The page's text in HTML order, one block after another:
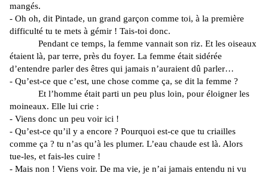
mangés.
- Oh oh, dit Pintade, un grand garçon comme toi, à la première
difficulté tu te mets à gémir ! Tais-toi donc.
Pendant ce temps, la femme vannait son riz. Et les oiseaux
étaient là, par terre, près du foyer. La femme était sidérée
d’entendre parler des êtres qui jamais n’auraient dû parler…
- Qu’est-ce que c’est, une chose comme ça, se dit la femme ?
Et l’homme était parti un peu plus loin, pour éloigner les
moineaux. Elle lui crie :
- Viens donc un peu voir ici !
- Qu’est-ce qu’il y a encore ? Pourquoi est-ce que tu criailles
comme ça ? tu n’as qu’à les plumer. L’eau chaude est là. Alors
tue-les, et fais-les cuire !
- Mais non ! Viens voir. De ma vie, je n’ai jamais entendu ni vu